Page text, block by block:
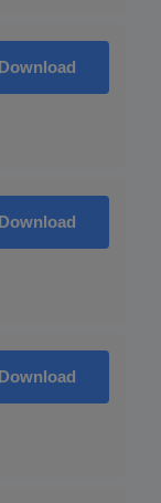
Download
Download
Download